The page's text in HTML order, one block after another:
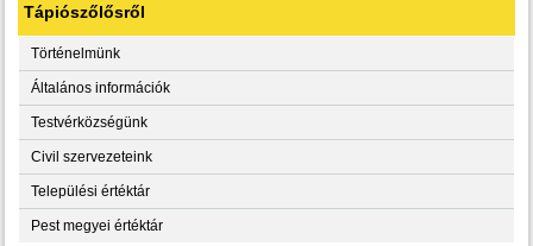
Tápiószőlősről
Történelmünk
Általános információk
Testvérközségünk
Civil szervezeteink
Települési értéktár
Pest megyei értéktár